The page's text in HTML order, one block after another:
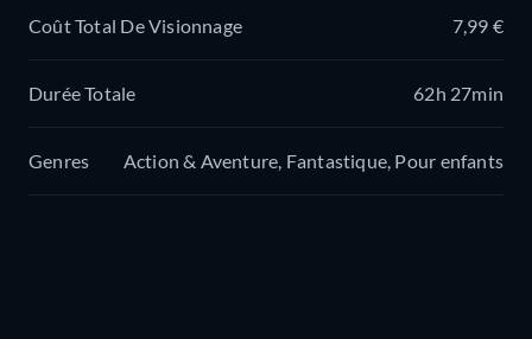
Coût Total De Visionnage 7,99 €
Durée Totale 62h 27min
Genres Action & Aventure, Fantastique, Pour enfants